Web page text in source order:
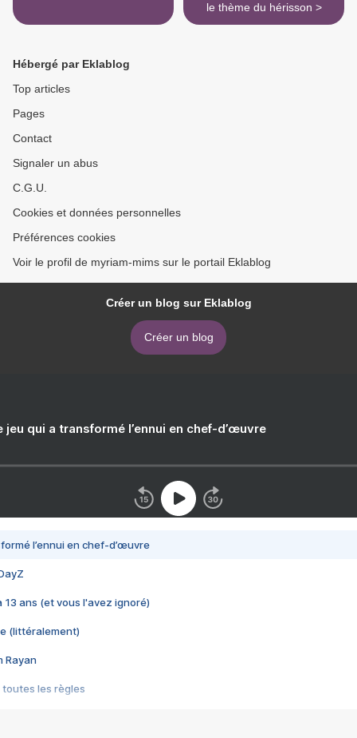
le thème du hérisson >
Hébergé par Eklablog
Top articles
Pages
Contact
Signaler un abus
C.G.U.
Cookies et données personnelles
Préférences cookies
Voir le profil de myriam-mims sur le portail Eklablog
Créer un blog sur Eklablog
Créer un blog
jeu qui a transformé l’ennui en chef-d’œuvre
l’ennui en chef-d’œuvre
13 ans (et vous l'avez ignoré)
(littéralement)
Rayan
toutes les règles